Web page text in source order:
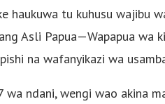
haukuwa tu kuhusu wajibu
Asli Papua—Wapapua wa
na wafanyikazi wa
ndani, wengi wao akina